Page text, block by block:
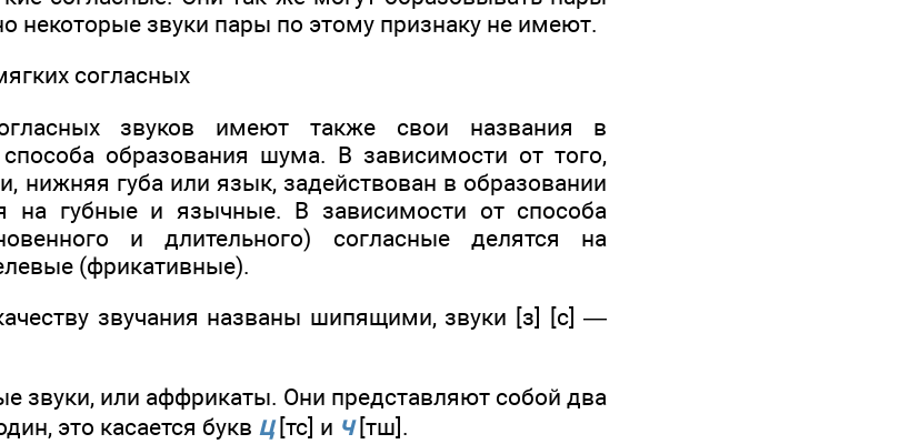
некоторые звуки пары по этому признаку не имеют.
согласных
звуков имеют также свои названия в
образования шума. В зависимости от того,
нижняя губа или язык, задействован в образовании
на губные и язычные. В зависимости от способа
и длительного) согласные делятся на
(фрикативные).
звучания названы шипящими, звуки [з] [с] —
звуки, или аффрикаты. Они представляют собой два
это касается букв ц[тс] и ч[тш].